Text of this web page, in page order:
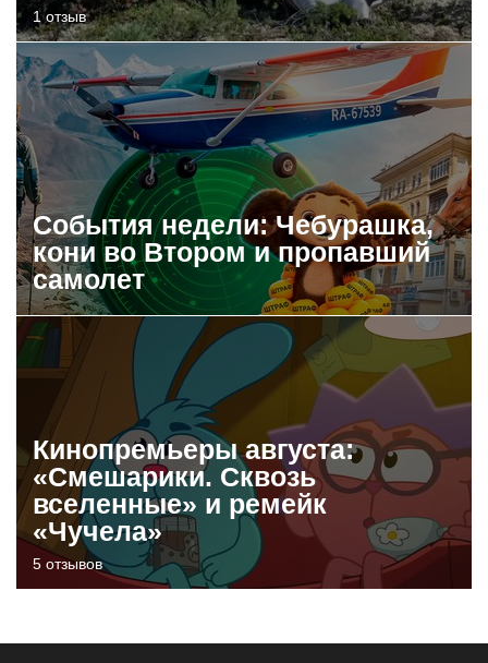
1 отзыв
События недели: Чебурашка,
кони во Втором и пропавший
самолет
Кинопремьеры августа:
«Смешарики. Сквозь
вселенные» и ремейк
«Чучела»
5 отзывов